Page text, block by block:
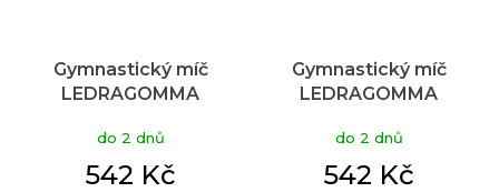
Gymnastický míč
LEDRAGOMMA
BALL Maxafe 65 cm
Typ: smetanová
do 2 dnů
542 Kč
Gymnastický míč
LEDRAGOMMA
BALL Maxafe 65 cm
Typ: šedá
do 2 dnů
542 Kč